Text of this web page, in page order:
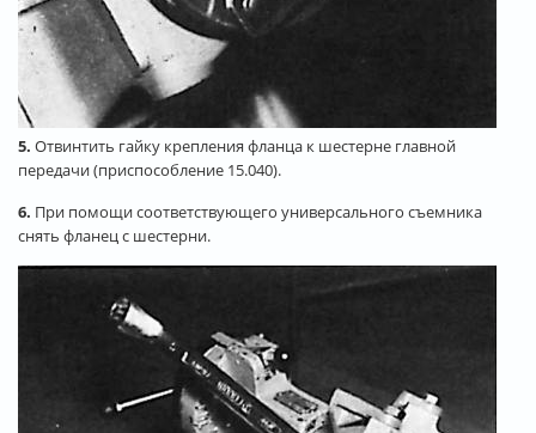
5. Отвинтить гайку крепления фланца к шестерне главной
передачи (приспособление 15.040).
6. При помощи соответствующего универсального съемника
снять фланец с шестерни.